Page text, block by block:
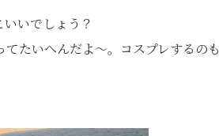
いでしょう？
たいへんだよ〜。コスプレするのも